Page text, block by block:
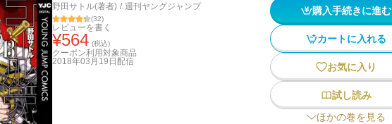
野田サトル(著者) / 週刊ヤングジャンプ
(32)
レビューを書く
¥564 (税込)
クーポン利用対象商品
2018年03月19日 配信
購入手続きに進む
カートに入れる
お気に入り
試し読み
ほかの巻を見る